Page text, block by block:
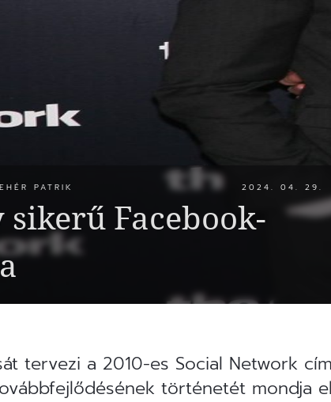
PATRIK 2024. 04. 29.
sikerű Facebook-
tervezi a 2010-es Social Network
történetét mondja